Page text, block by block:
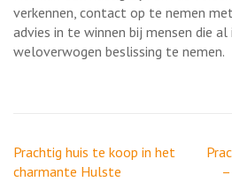
verkennen, contact op te nemen
advies in te winnen bij mensen die
weloverwogen beslissing te nemen.
Berichtnavigatie
Prachtig huis te koop in het
charmante Hulste